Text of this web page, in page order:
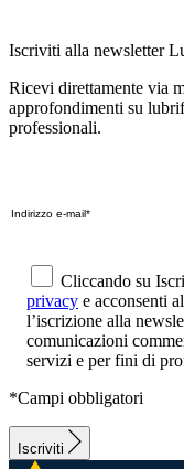
Iscriviti alla newsletter
Ricevi direttamente via
approfondimenti su
professionali.
Cliccando su
privacy e acconsenti
l’iscrizione alla
comunicazioni
servizi e per fini di
*Campi obbligatori
Iscriviti